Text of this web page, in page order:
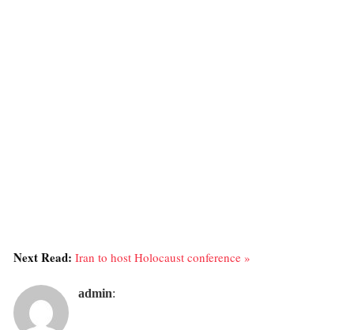
Next Read: Iran to host Holocaust conference »
admin: